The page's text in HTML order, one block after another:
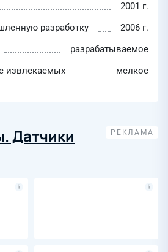
2001 г.
разработку
2006 г.
разрабатываемое
извлекаемых
мелкое
Датчики